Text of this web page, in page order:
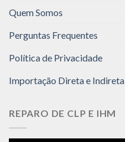
Quem Somos
Perguntas Frequentes
Política de Privacidade
Importação Direta e Indireta
REPARO DE CLP E IHM